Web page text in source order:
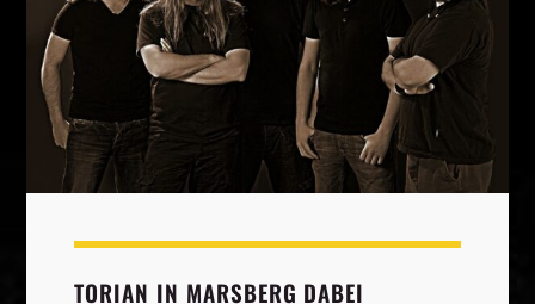
Pinterest
Whatsapp
TORIAN IN MARSBERG DABEI